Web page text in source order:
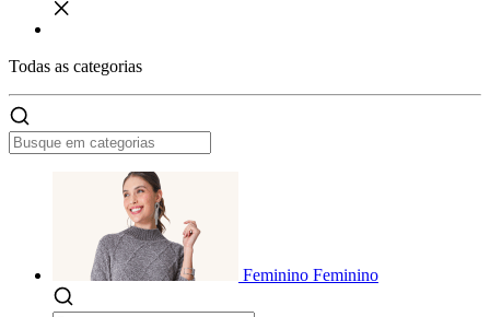
Todas as categorias
Feminino Feminino